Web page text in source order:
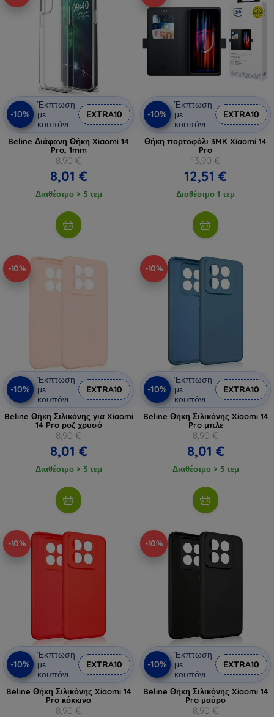
-10%
Έκπτωση
με
κουπόνι
EXTRA10
Beline Διάφανη Θήκη Xiaomi 14
Pro, 1mm
8,90 €
8,01 €
Διαθέσιμο > 5 τεμ
-10%
Έκπτωση
με
κουπόνι
EXTRA10
Θήκη πορτοφόλι 3MK Xiaomi 14
Pro
13,90 €
12,51 €
Διαθέσιμο 1 τεμ
-10%
-10%
Έκπτωση
με
κουπόνι
EXTRA10
Beline Θήκη Σιλικόνης για Xiaomi
14 Pro ροζ χρυσό
8,90 €
8,01 €
Διαθέσιμο > 5 τεμ
-10%
-10%
Έκπτωση
με
κουπόνι
EXTRA10
Beline Θήκη Σιλικόνης Xiaomi 14
Pro μπλε
8,90 €
8,01 €
Διαθέσιμο > 5 τεμ
-10%
-10%
Έκπτωση
με
κουπόνι
EXTRA10
Beline Θήκη Σιλικόνης Xiaomi 14
Pro κόκκινο
8,90 €
-10%
-10%
Έκπτωση
με
κουπόνι
EXTRA10
Beline Θήκη Σιλικόνης Xiaomi 14
Pro μαύρο
8,90 €